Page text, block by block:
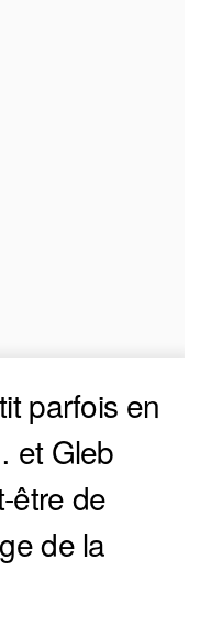
parfois en
et Gleb
être de
de la